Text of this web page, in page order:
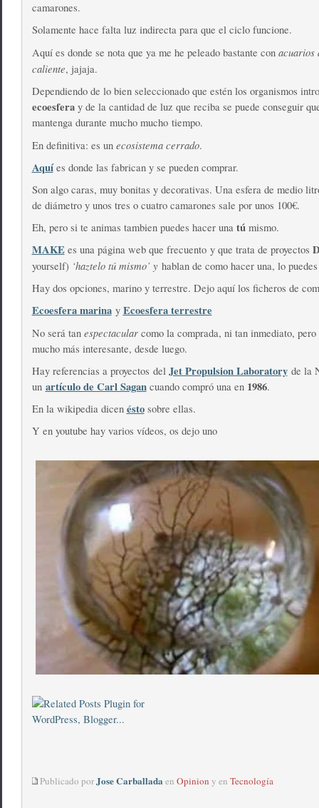
camarones.
Solamente hace falta luz indirecta para que el ciclo funcione.
Aquí es donde se nota que ya me he peleado bastante conacuarios
caliente, jajaja.
Dependiendo de lo bien seleccionado que estén los organismos
ecoesferay de la cantidad de luz que reciba se puede conseguir
mantenga durante mucho mucho tiempo.
En definitiva: es un ecosistema cerrado.
Aquíes donde las fabrican y se pueden comprar.
Son algo caras, muy bonitas y decorativas. Una esfera de medio
de diámetro y unos tres o cuatro camarones sale por unos 100€.
Eh, pero si te animas tambien puedes hacer una túmismo.
MAKEes una página web que frecuento y que trata de proyectos
yourself) ‘haztelo tú mismo’ yhablan de como hacer una, lo
Hay dos opciones, marino y terrestre. Dejo aquí los ficheros de
Ecoesfera marinay Ecoesfera terrestre
No será tan espectacularcomo la comprada, ni tan inmediato, pero
mucho más interesante, desde luego.
Hay referencias a proyectos del Jet Propulsion Laboratoryde la
un artículo de Carl Sagancuando compró una en 1986.
En la wikipedia dicen éstosobre ellas.
Y en youtube hay varios vídeos, os dejo uno
Publicado porJose Carballadaen Opinion y en Tecnología